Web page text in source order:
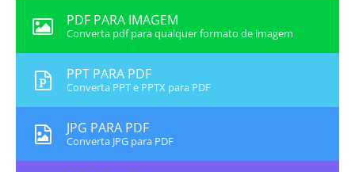
PDF PARA IMAGEM
Converta pdf para qualquer formato de imagem
PPT PARA PDF
Converta PPT e PPTX para PDF
JPG PARA PDF
Converta JPG para PDF